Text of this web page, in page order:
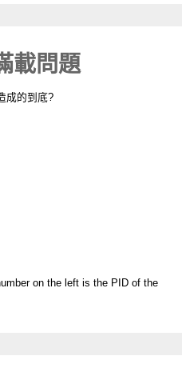
載問題
成的到底?
on the left is the PID of the